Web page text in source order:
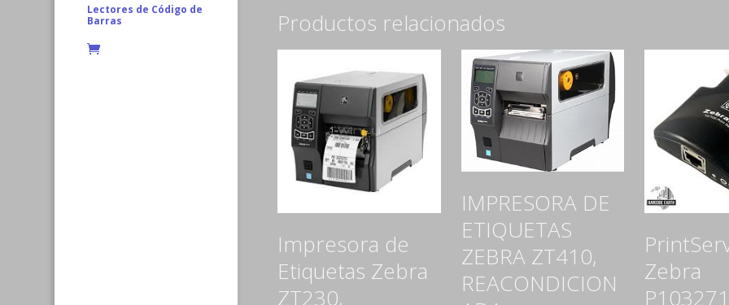
Lectores de Código de
Barras
Productos relacionados
Impresora de
Etiquetas Zebra
ZT230,
IMPRESORA DE
ETIQUETAS
ZEBRA ZT410,
REACONDICION
Zebra